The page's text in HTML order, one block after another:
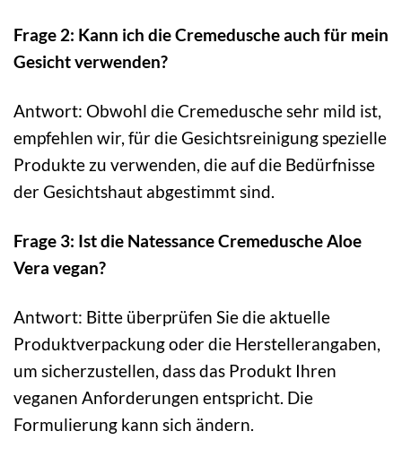
Frage 2: Kann ich die Cremedusche auch für mein
Gesicht verwenden?
Antwort: Obwohl die Cremedusche sehr mild ist,
empfehlen wir, für die Gesichtsreinigung spezielle
Produkte zu verwenden, die auf die Bedürfnisse
der Gesichtshaut abgestimmt sind.
Frage 3: Ist die Natessance Cremedusche Aloe
Vera vegan?
Antwort: Bitte überprüfen Sie die aktuelle
Produktverpackung oder die Herstellerangaben,
um sicherzustellen, dass das Produkt Ihren
veganen Anforderungen entspricht. Die
Formulierung kann sich ändern.